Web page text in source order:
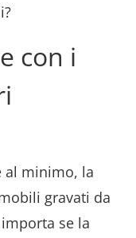
con i
al minimo, la
gravati da
se la